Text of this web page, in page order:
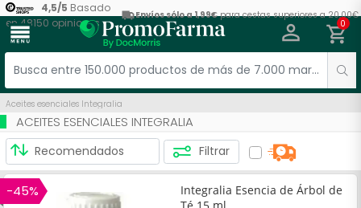
4,5/5 Basado
en48150 opiniones
Envíos sólo a 1,99€para cestas superiores a 20,00€
menu 0
Aceites esenciales Integralia
ACEITES ESENCIALES INTEGRALIA
Filtrar
-45%
Integralia Esencia de Árbol de